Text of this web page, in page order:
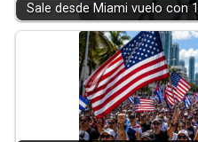
Sale desde Miami vuelo con